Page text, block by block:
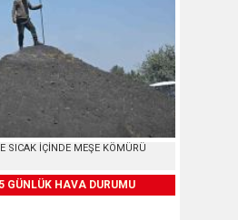
SICAK İÇİNDE MEŞE KÖMÜRÜ
GÜNLÜK HAVA DURUMU